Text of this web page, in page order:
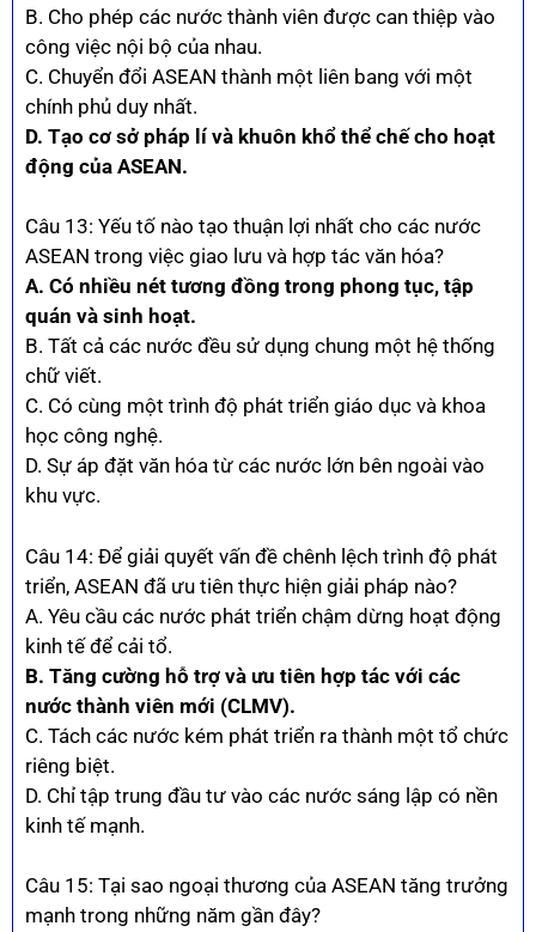
B. Cho phép các nước thành viên được can thiệp vào
công việc nội bộ của nhau.
C. Chuyển đổi ASEAN thành một liên bang với một
chính phủ duy nhất.
D. Tạo cơ sở pháp lí và khuôn khổ thể chế cho hoạt
động của ASEAN.
Câu 13: Yếu tố nào tạo thuận lợi nhất cho các nước
ASEAN trong việc giao lưu và hợp tác văn hóa?
A. Có nhiều nét tương đồng trong phong tục, tập
quán và sinh hoạt.
B. Tất cả các nước đều sử dụng chung một hệ thống
chữ viết.
C. Có cùng một trình độ phát triển giáo dục và khoa
học công nghệ.
D. Sự áp đặt văn hóa từ các nước lớn bên ngoài vào
khu vực.
Câu 14: Để giải quyết vấn đề chênh lệch trình độ phát
triển, ASEAN đã ưu tiên thực hiện giải pháp nào?
A. Yêu cầu các nước phát triển chậm dừng hoạt động
kinh tế để cải tổ.
B. Tăng cường hỗ trợ và ưu tiên hợp tác với các
nước thành viên mới (CLMV).
C. Tách các nước kém phát triển ra thành một tổ chức
riêng biệt.
D. Chỉ tập trung đầu tư vào các nước sáng lập có nền
kinh tế mạnh.
Câu 15: Tại sao ngoại thương của ASEAN tăng trưởng
mạnh trong những năm gần đây?